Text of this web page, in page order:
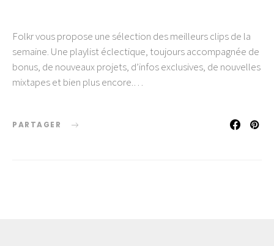
Folkr vous propose une sélection des meilleurs clips de la
semaine. Une playlist éclectique, toujours accompagnée de
bonus, de nouveaux projets, d’infos exclusives, de nouvelles
mixtapes et bien plus encore.…
PARTAGER